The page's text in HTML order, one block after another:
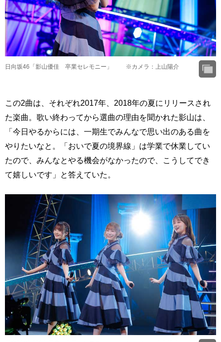
日向坂46「影山優佳 卒業セレモニー」 ※カメラ：上山陽介
この2曲は、それぞれ2017年、2018年の夏にリリースされ
た楽曲。歌い終わってから選曲の理由を聞かれた影山は、
「今日やるからには、一期生でみんなで思い出のある曲を
やりたいなと。「おいで夏の境界線」は学業で休業してい
たので、みんなとやる機会がなかったので、こうしてでき
て嬉しいです」と答えていた。